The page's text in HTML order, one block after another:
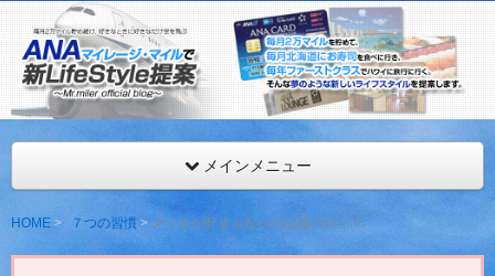
ANAマイレージ・マイルで新LifeStyle提案
ANAマイレージを年間最低216,000マイル獲得するMr.マイラー
見。
メインメニュー
HOME ７つの習慣 マイルが貯まらないのは誰のせい？